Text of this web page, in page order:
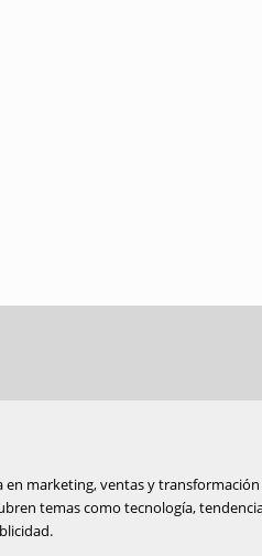
en marketing, ventas y transformación
temas como tecnología,